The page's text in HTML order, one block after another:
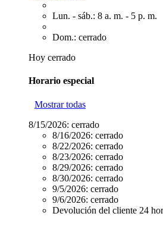
Lun. - sáb.: 8 a. m. - 5 p. m.
Dom.: cerrado
Hoy cerrado
Horario especial
Mostrar todas
8/15/2026: cerrado
8/16/2026: cerrado
8/22/2026: cerrado
8/23/2026: cerrado
8/29/2026: cerrado
8/30/2026: cerrado
9/5/2026: cerrado
9/6/2026: cerrado
Devolución del cliente 24